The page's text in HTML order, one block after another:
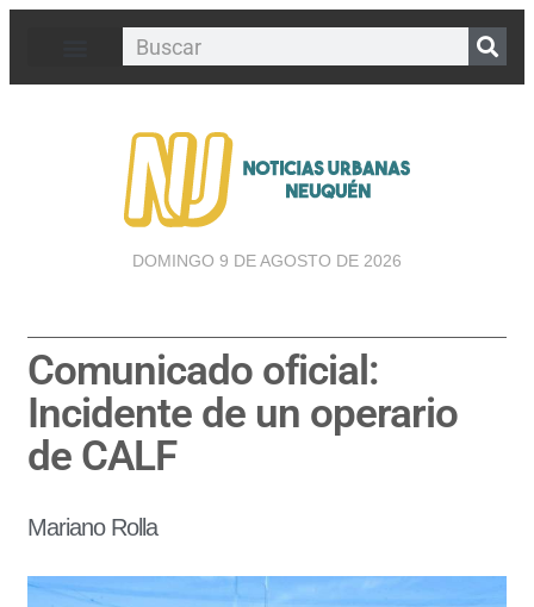
DOMINGO 9 DE AGOSTO DE 2026
Comunicado oficial:
Incidente de un operario
de CALF
Mariano Rolla